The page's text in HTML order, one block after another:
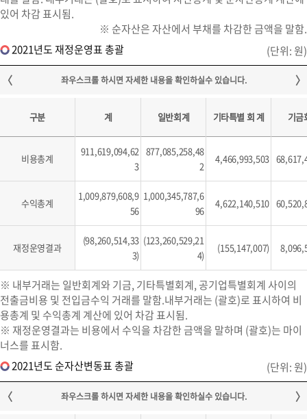
있어 차감 표시됨.
※ 순자산은 자산에서 부채를 차감한 금액을 말함.
2021년도 재정운영표 총괄
(단위: 원)
구분 계 일반회계 기타특별 회 계 기금
비용총계
911,619,094,62
3
877,085,258,48
2
4,466,993,503
수익총계
1,009,879,608,9
56
1,000,345,787,6
96
4,622,140,510
재정운영결과
(98,260,514,33
3)
(123,260,529,21
4)
(155,147,007)
※ 내부거래는 일반회계와 기금, 기타특별회계, 공기업특별회계 사이의
전출금비용 및 전입금수익 거래를 말함.내부거래는 (괄호)로 표시하여 비
용총계 및 수익총계 계산에 있어 차감 표시됨.
※ 재정운영결과는 비용에서 수익을 차감한 금액을 말하며 (괄호)는 마이
너스를 표시함.
2021년도 순자산변동표 총괄
(단위: 원)